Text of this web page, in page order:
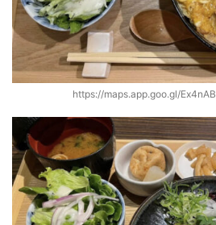
https://maps.app.goo.gl/